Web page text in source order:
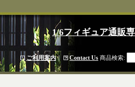
1/6フィギュア通販
ご利用案内｜ Contact Us 商品検索: